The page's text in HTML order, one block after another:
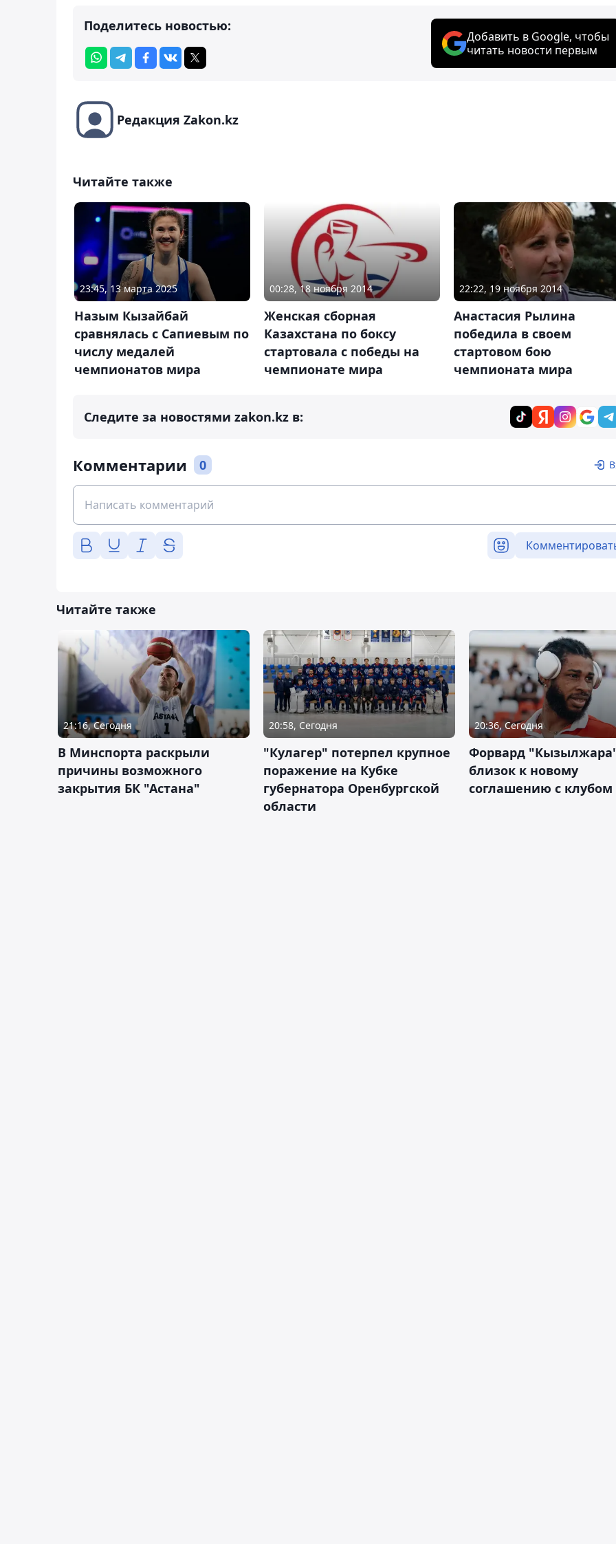
Поделитесь новостью:
Добавить в Google, чтобы
читать новости первым
Редакция Zakon.kz
Читайте также
23:45, 13 марта 2025
Назым Кызайбай
сравнялась с Сапиевым по
числу медалей
чемпионатов мира
00:28, 18 ноября 2014
Женская сборная
Казахстана по боксу
стартовала с победы на
чемпионате мира
22:22, 19 ноября 2014
Анастасия Рылина
победила в своем
стартовом бою
чемпионата мира
Следите за новостями zakon.kz в:
Комментарии 0
Читайте также
21:16, Сегодня
В Минспорта раскрыли
причины возможного
закрытия БК "Астана"
20:58, Сегодня
"Кулагер" потерпел крупное
поражение на Кубке
губернатора Оренбургской
области
20:36, Сегодня
Форвард
близок к новому
соглашению с клубом